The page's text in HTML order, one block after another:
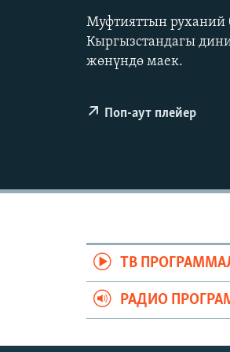
Муфтияттын
Кыргызстандагы
жөнүндө маек.
Поп-аут плейер
ТВ
РАДИО